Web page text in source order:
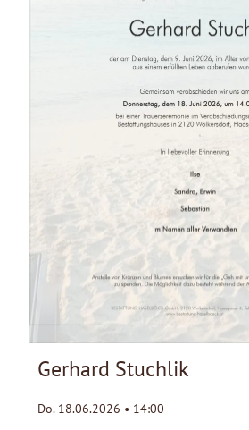
Gerhard Stuchlik
Do. 18.06.2026 • 14:00